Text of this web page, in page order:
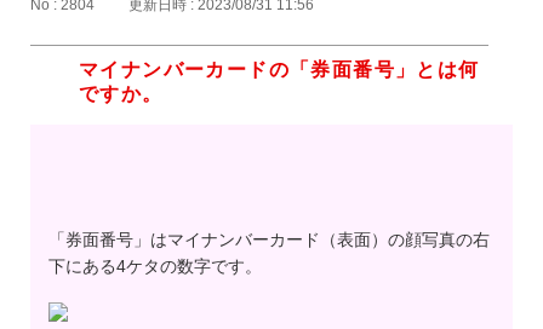
No : 2804 更新日時 : 2023/08/31 11:56
マイナンバーカードの「券面番号」とは何
ですか。
「券面番号」はマイナンバーカード（表面）の顔写真の右
下にある4ケタの数字です。